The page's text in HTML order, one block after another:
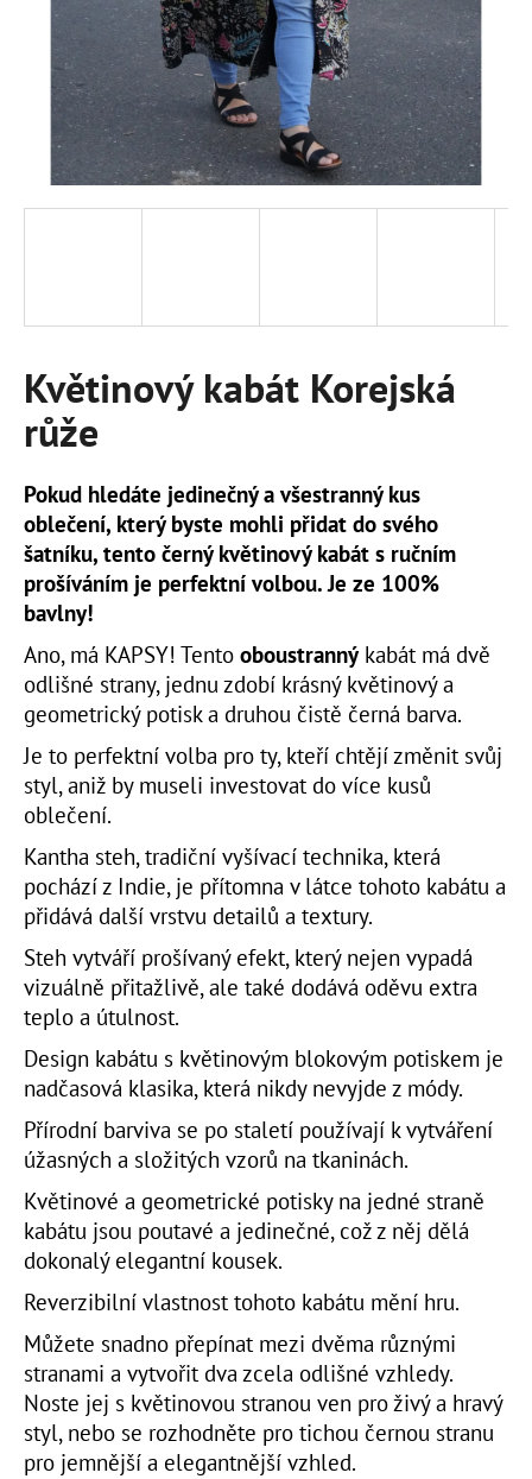
Květinový kabát Korejská
růže
Pokud hledáte jedinečný a všestranný kus
oblečení, který byste mohli přidat do svého
šatníku, tento černý květinový kabát s ručním
prošíváním je perfektní volbou. Je ze 100%
bavlny!
Ano, má KAPSY! Tento oboustranný kabát má dvě
odlišné strany, jednu zdobí krásný květinový a
geometrický potisk a druhou čistě černá barva.
Je to perfektní volba pro ty, kteří chtějí změnit svůj
styl, aniž by museli investovat do více kusů
oblečení.
Kantha steh, tradiční vyšívací technika, která
pochází z Indie, je přítomna v látce tohoto kabátu a
přidává další vrstvu detailů a textury.
Steh vytváří prošívaný efekt, který nejen vypadá
vizuálně přitažlivě, ale také dodává oděvu extra
teplo a útulnost.
Design kabátu s květinovým blokovým potiskem je
nadčasová klasika, která nikdy nevyjde z módy.
Přírodní barviva se po staletí používají k vytváření
úžasných a složitých vzorů na tkaninách.
Květinové a geometrické potisky na jedné straně
kabátu jsou poutavé a jedinečné, což z něj dělá
dokonalý elegantní kousek.
Reverzibilní vlastnost tohoto kabátu mění hru.
Můžete snadno přepínat mezi dvěma různými
stranami a vytvořit dva zcela odlišné vzhledy.
Noste jej s květinovou stranou ven pro živý a hravý
styl, nebo se rozhodněte pro tichou černou stranu
pro jemnější a elegantnější vzhled.
D
o
p
r
u
č
u
j
e
m
e
PYŽAMO
SAFARI
SE
ZVÍŘECÍM
1
500
Kč